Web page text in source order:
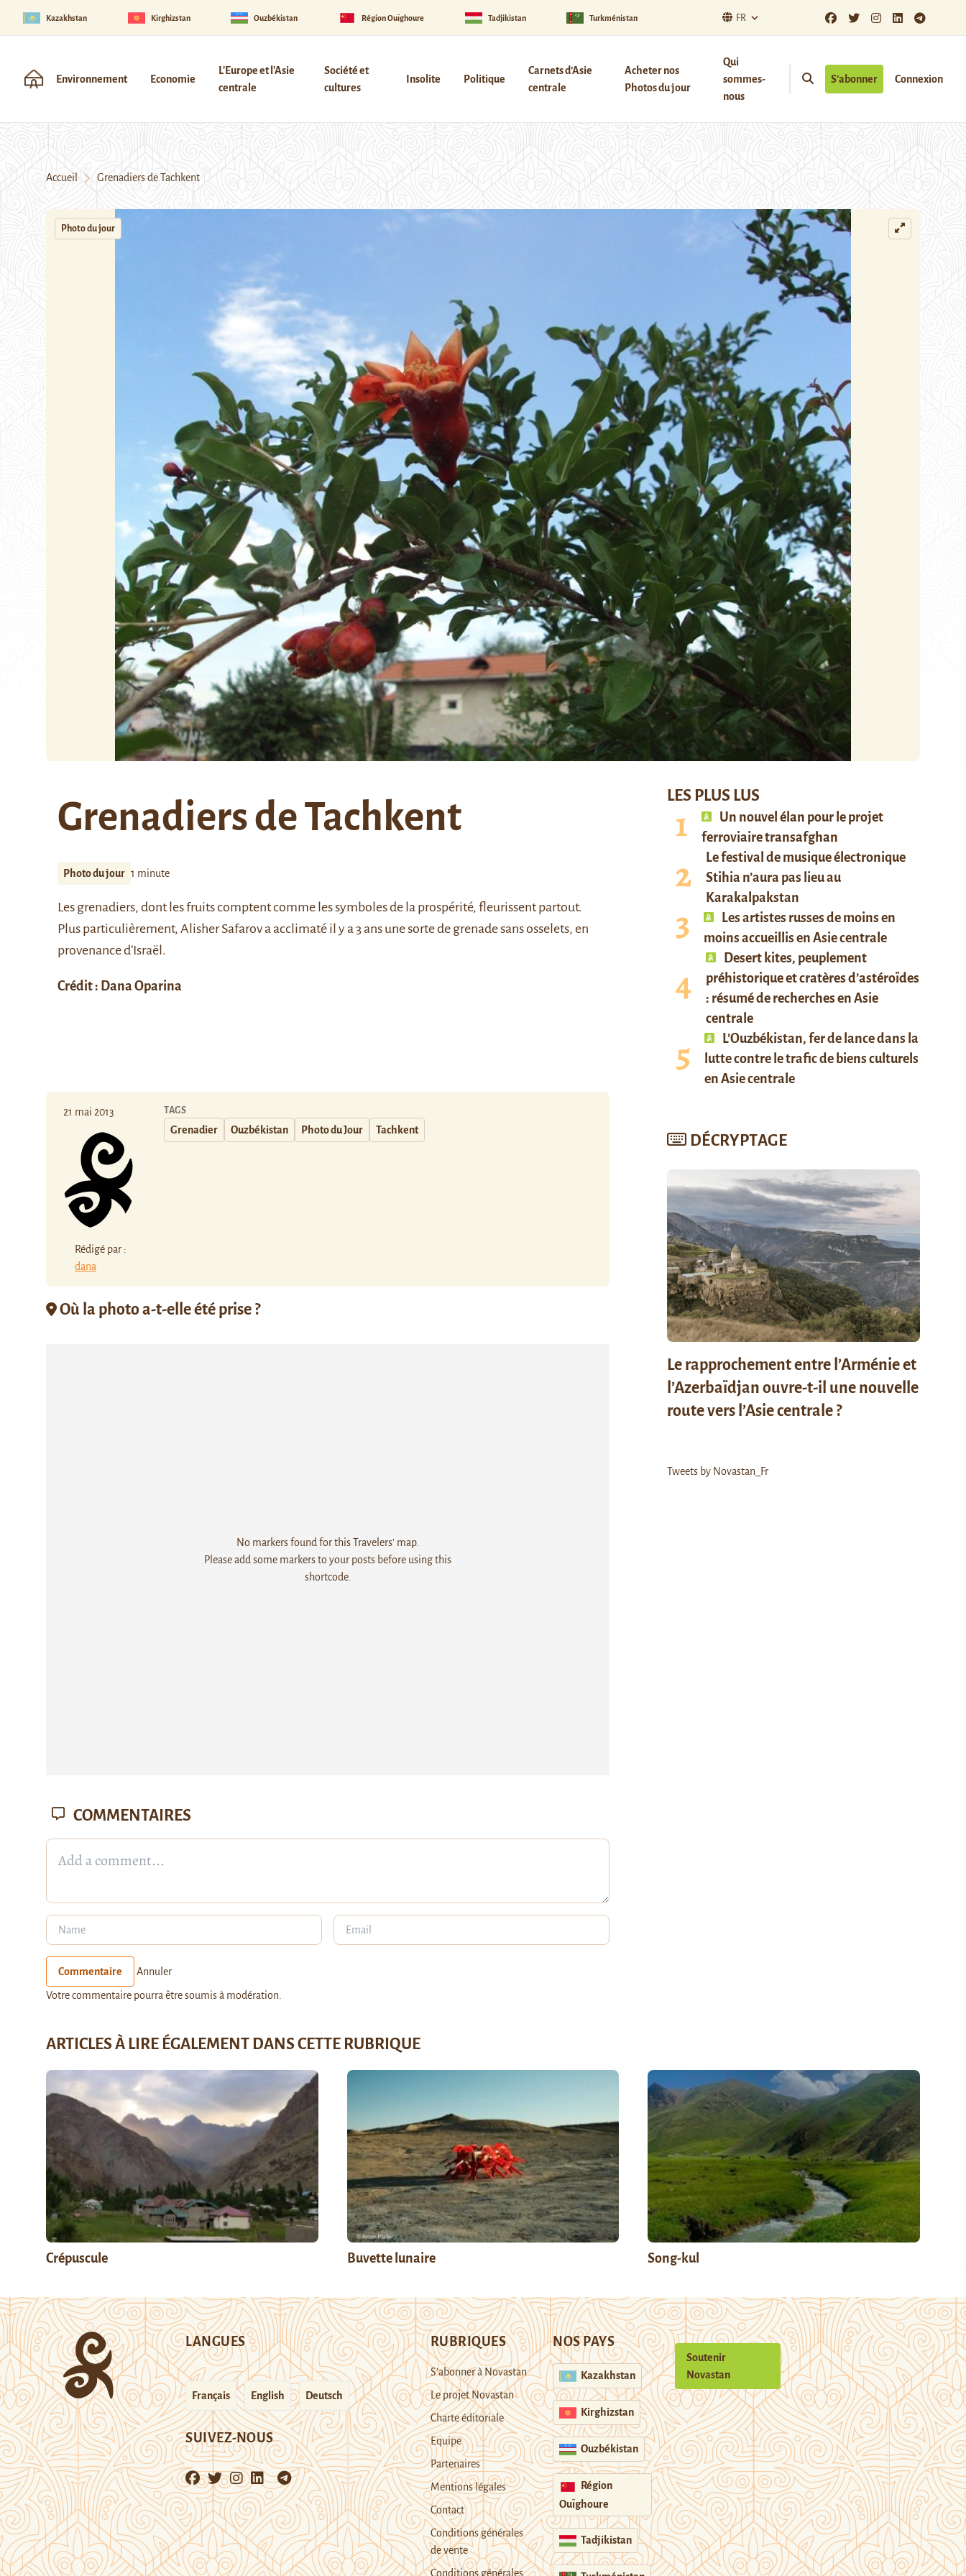
Kazakhstan Kirghizstan Ouzbékistan Région Ouïghoure Tadjikistan Turkménistan FR
Environnement Economie
L'Europe et l'Asie
centrale
Société et
cultures
Insolite Politique
Carnets d’Asie
centrale
Acheter nos
Photos du jour
Qui
sommes-
nous
S’abonner Connexion
Accueil Grenadiers de Tachkent
Photo du jour
Grenadiers de Tachkent
Photo du jour 1 minute
Les grenadiers, dont les fruits comptent comme les symboles de la prospérité, fleurissent partout.
Plus particulièrement, Alisher Safarov a acclimaté il y a 3 ans une sorte de grenade sans osselets, en
provenance d’Israël.
Crédit : Dana Oparina
21 mai 2013
Rédigé par :
dana
TAGS
Grenadier Ouzbékistan Photo du Jour Tachkent
Où la photo a-t-elle été prise ?
No markers found for this Travelers' map.
Please add some markers to your posts before using this
shortcode.
LES PLUS LUS
Un nouvel élan pour le projet
ferroviaire transafghan
Le festival de musique électronique
Stihia n’aura pas lieu au
Karakalpakstan
Les artistes russes de moins en
moins accueillis en Asie centrale
Desert kites, peuplement
préhistorique et cratères d’astéroïdes
: résumé de recherches en Asie
centrale
L’Ouzbékistan, fer de lance dans la
lutte contre le trafic de biens culturels
en Asie centrale
DÉCRYPTAGE
Le rapprochement entre l’Arménie et
l’Azerbaïdjan ouvre-t-il une nouvelle
route vers l’Asie centrale ?
Tweets by Novastan_Fr
COMMENTAIRES
Commentaire Annuler
Votre commentaire pourra être soumis à modération.
ARTICLES À LIRE ÉGALEMENT DANS CETTE RUBRIQUE
Crépuscule Buvette lunaire Song-kul
LANGUES
Français English Deutsch
SUIVEZ-NOUS
RUBRIQUES
S’abonner à Novastan
Le projet Novastan
Charte éditoriale
Equipe
Partenaires
Mentions légales
Contact
Conditions générales
de vente
Conditions générales
NOS PAYS
Kazakhstan
Kirghizstan
Ouzbékistan
Région
Ouïghoure
Tadjikistan
Soutenir
Novastan